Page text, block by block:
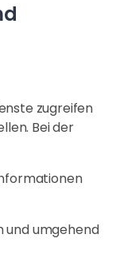
zugreifen
Bei der
und umgehend